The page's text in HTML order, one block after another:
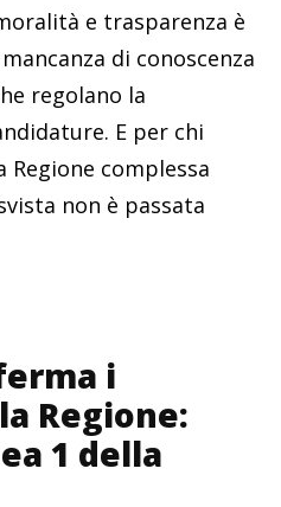
e trasparenza è
di conoscenza
regolano la
E per chi
Regione complessa
non è passata
i
Regione:
1 della